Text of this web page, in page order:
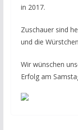
in 2017.
Zuschauer sind
und die
Wir wünschen
Erfolg am